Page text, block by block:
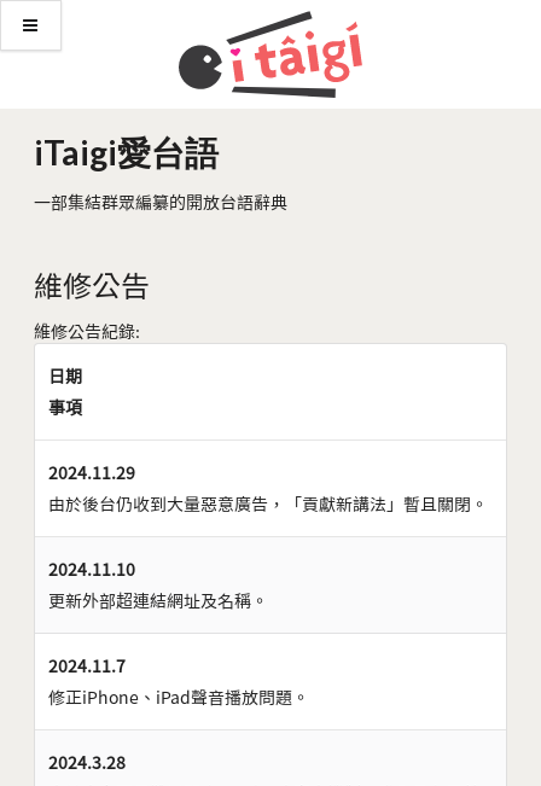
iTaigi愛台語
一部集結群眾編纂的開放台語辭典
維修公告
維修公告紀錄:
日期
事項
2024.11.29
由於後台仍收到大量惡意廣告，「貢獻新講法」暫且關閉。
2024.11.10
更新外部超連結網址及名稱。
2024.11.7
修正iPhone、iPad聲音播放問題。
2024.3.28